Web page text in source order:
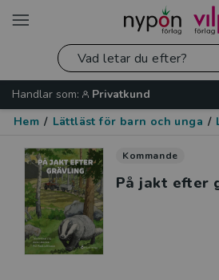
Handlar som:
Privatkund
Hem / Lättläst för barn och unga /
Kommande
På jakt efter